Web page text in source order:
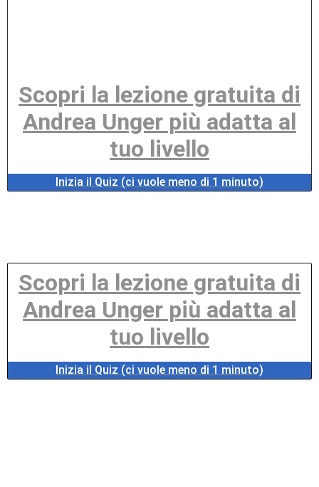
Scopri la lezione gratuita di
Andrea Unger più adatta al
tuo livello
Inizia il Quiz (ci vuole meno di 1 minuto)
Scopri la lezione gratuita di
Andrea Unger più adatta al
tuo livello
Inizia il Quiz (ci vuole meno di 1 minuto)